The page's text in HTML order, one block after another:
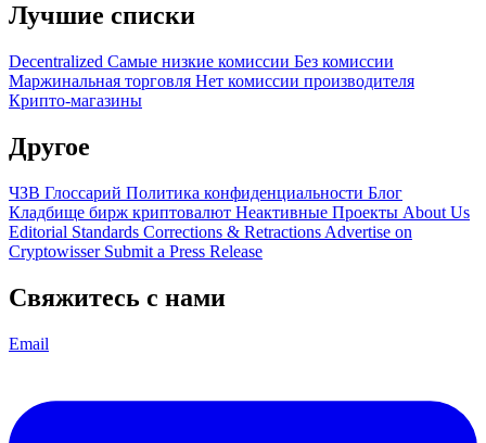
Лучшие списки
Decentralized Самые низкие комиссии Без комиссии
Маржинальная торговля Нет комиссии производителя
Крипто-магазины
Другое
ЧЗВ Глоссарий Политика конфиденциальности Блог
Кладбище бирж криптовалют Неактивные Проекты About Us
Editorial Standards Corrections & Retractions Advertise on
Cryptowisser Submit a Press Release
Свяжитесь с нами
Email